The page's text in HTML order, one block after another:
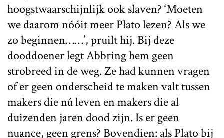
hoogstwaarschijnlijk ook slaven? ‘Moeten
we daarom nóóit meer Plato lezen? Als we
zo beginnen……’, pruilt hij. Bij deze
dooddoener legt Abbring hem geen
strobreed in de weg. Ze had kunnen vragen
of er geen onderscheid te maken valt tussen
makers die nú leven en makers die al
duizenden jaren dood zijn. Is er geen
nuance, geen grens? Bovendien: als Plato bij